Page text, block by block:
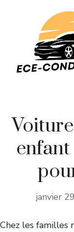
janvier
Chez les familles